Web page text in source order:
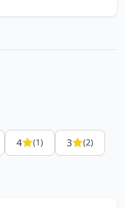
4 (1) 3 (2)